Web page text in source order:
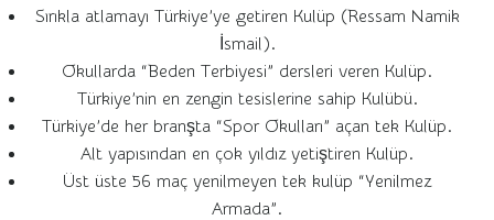
Sırıkla atlamayı Türkiye’ye getiren Kulüp (Ressam Namik
İsmail).
Okullarda “Beden Terbiyesi” dersleri veren Kulüp.
Türkiye’nin en zengin tesislerine sahip Kulübü.
Türkiye’de her branşta “Spor Okulları” açan tek Kulüp.
Alt yapısından en çok yıldız yetiştiren Kulüp.
Üst üste 56 maç yenilmeyen tek kulüp “Yenilmez
Armada”.